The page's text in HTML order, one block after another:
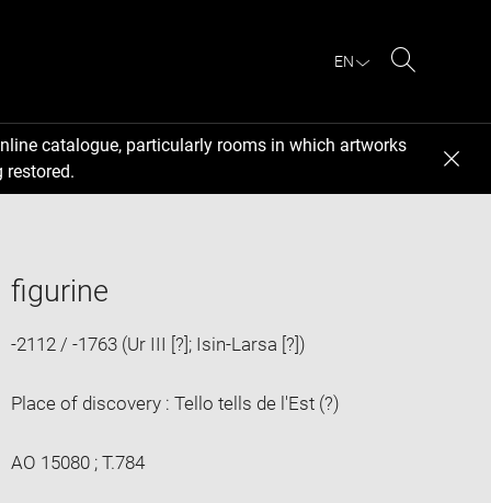
EN
catalogue, particularly rooms in which artworks
restored.
figurine
-2112 / -1763 (Ur III [?]; Isin-Larsa [?])
Place of discovery : Tello tells de l'Est (?)
AO 15080 ; T.784